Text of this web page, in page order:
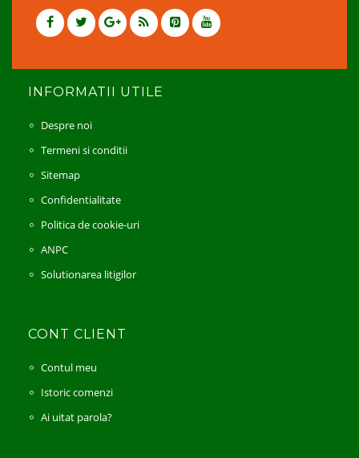
INFORMATII UTILE
Despre noi
Termeni si conditii
Sitemap
Confidentialitate
Politica de cookie-uri
ANPC
Solutionarea litigilor
CONT CLIENT
Contul meu
Istoric comenzi
Ai uitat parola?